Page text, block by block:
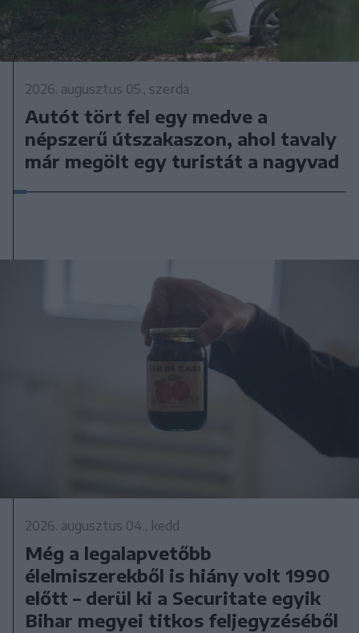
2026. augusztus 05., szerda
Autót tört fel egy medve a
népszerű útszakaszon, ahol tavaly
már megölt egy turistát a nagyvad
2026. augusztus 04., kedd
Még a legalapvetőbb
élelmiszerekből is hiány volt 1990
előtt – derül ki a Securitate egyik
Bihar megyei titkos feljegyzéséből